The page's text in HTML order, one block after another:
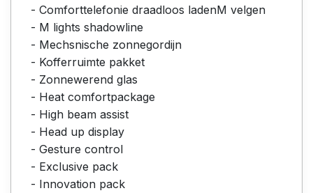
- Comforttelefonie draadloos ladenM velgen
- M lights shadowline
- Mechsnische zonnegordijn
- Kofferruimte pakket
- Zonnewerend glas
- Heat comfortpackage
- High beam assist
- Head up display
- Gesture control
- Exclusive pack
- Innovation pack